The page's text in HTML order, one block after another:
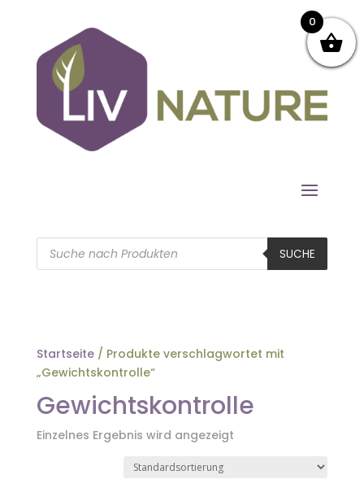
Products
search SUCHE
Startseite/ Produkte verschlagwortet mit
„Gewichtskontrolle“
Gewichtskontrolle
Einzelnes Ergebnis wird angezeigt
0